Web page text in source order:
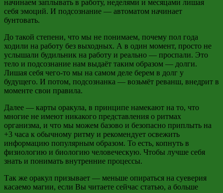
начинаем заплывать в работу, неделями и месяцами лишая
себя эмоций. И подсознание — автоматом начинает
бунтовать.
До такой степени, что мы не понимаем, почему пол года
ходили на работу без выходных. А в один момент, просто не
услышали будильник на работу и реально — проспали. Это
тело и подсознание нам выдаёт таким образом — долги.
Лишая себя чего-то мы на самом деле берем в долг у
будущего. И потом, подсознанка — возьмёт реванш, внедрит в
моменте свои правила.
Далее — карты оракула, в принципе намекают на то, что
многие не имеют никакого представления о ритмах
организма, и что мы можем базово и безопасно приплыть на
+3 часа к обычному ритму и рекомендует освежить
информацию популярным образом. То есть, копнуть в
физиологию и биологию человеческую. Чтобы лучше себя
знать и понимать внутренние процессы.
Так же оракул призывает — меньше опираться на суеверия
касаемо магии, если Вы читаете сейчас статью, а больше